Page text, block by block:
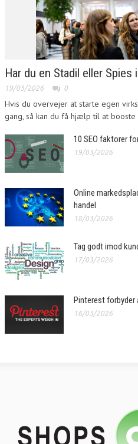
Har du en Stadil eller Spies
19/03/2026 0
Hvis du overvejer at starte egen
gang, så kan du få hjælp til at
10 SEO faktorer
19/03/2026
Online
handel
18/03/2026
Tag godt imod
17/03/2026
Pinterest forbyder
16/03/2026